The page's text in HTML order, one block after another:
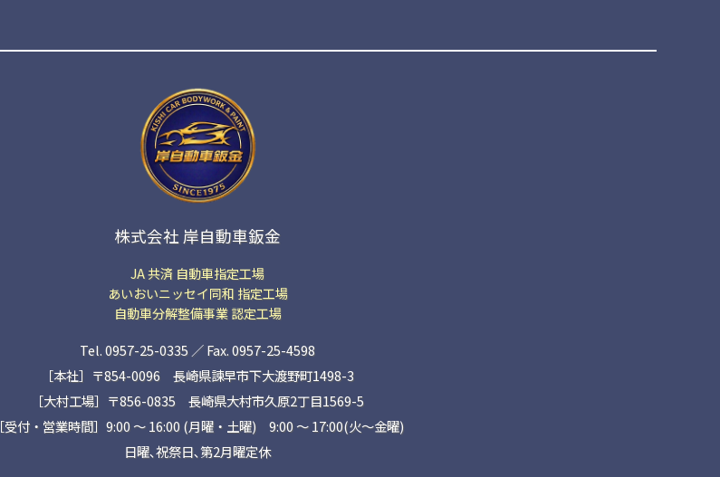
株式会社 岸自動車鈑金
JA 共済 自動車指定工場
あいおいニッセイ同和 指定工場
自動車分解整備事業 認定工場
Tel. 0957-25-0335 ／ Fax. 0957-25-4598
［本社］〒854-0096 長崎県諫早市下大渡野町1498-3
［大村工場］〒856-0835 長崎県大村市久原2丁目1569-5
［受付・営業時間］9:00 ～ 16:00 (月曜・土曜) 9:00 〜 17:00(火〜金曜)
日曜､祝祭日､第2月曜定休